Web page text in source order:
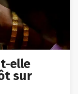
elle
sur